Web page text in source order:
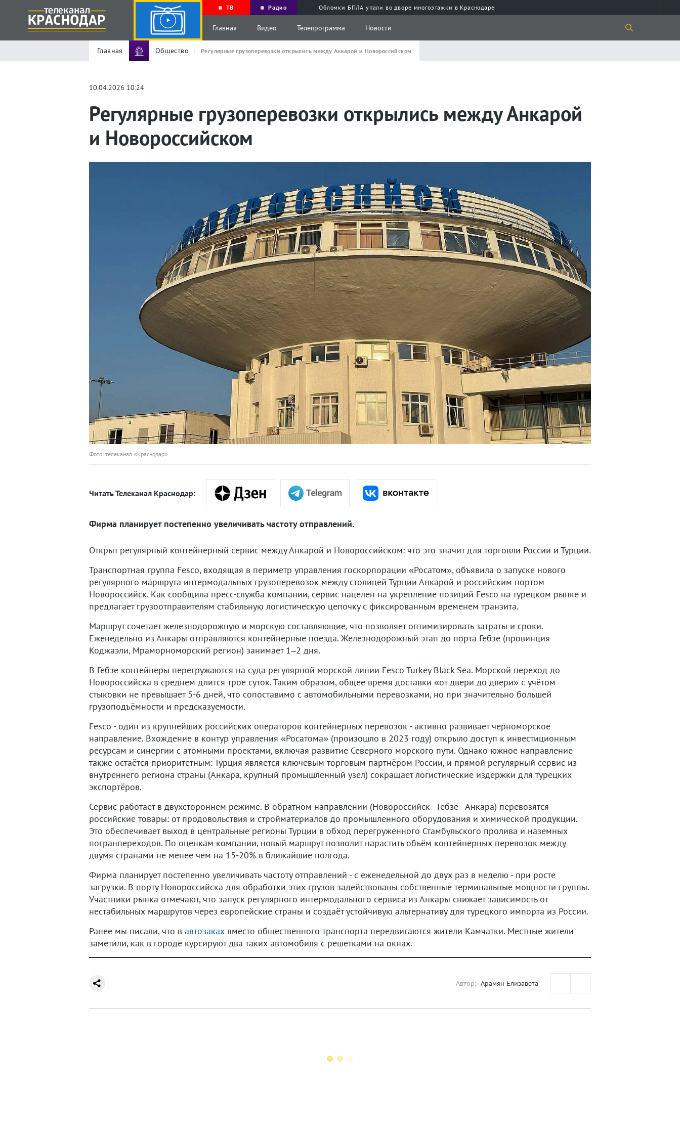
ТВ Радио Обломки БПЛА упали во дворе многоэтажки в Краснодаре
Главная Видео Телепрограмма Новости
Главная Общество Регулярные грузоперевозки открылись между Анкарой и Новороссийском
10.04.2026 10:24
Регулярные грузоперевозки открылись между Анкарой
и Новороссийском
Фото: телеканал «Краснодар»
Читать Телеканал Краснодар:
Фирма планирует постепенно увеличивать частоту отправлений.
Открыт регулярный контейнерный сервис между Анкарой и Новороссийском: что это значит для торговли России и Турции.
Транспортная группа Fesco, входящая в периметр управления госкорпорации «Росатом», объявила о запуске нового
регулярного маршрута интермодальных грузоперевозок между столицей Турции Анкарой и российским портом
Новороссийск. Как сообщила пресс-служба компании, сервис нацелен на укрепление позиций Fesco на турецком рынке и
предлагает грузоотправителям стабильную логистическую цепочку с фиксированным временем транзита.
Маршрут сочетает железнодорожную и морскую составляющие, что позволяет оптимизировать затраты и сроки.
Еженедельно из Анкары отправляются контейнерные поезда. Железнодорожный этап до порта Гебзе (провинция
Коджаэли, Мраморноморский регион) занимает 1–2 дня.
В Гебзе контейнеры перегружаются на суда регулярной морской линии Fesco Turkey Black Sea. Морской переход до
Новороссийска в среднем длится трое суток. Таким образом, общее время доставки «от двери до двери» с учётом
стыковки не превышает 5-6 дней, что сопоставимо с автомобильными перевозками, но при значительно большей
грузоподъёмности и предсказуемости.
Fesco - один из крупнейших российских операторов контейнерных перевозок - активно развивает черноморское
направление. Вхождение в контур управления «Росатома» (произошло в 2023 году) открыло доступ к инвестиционным
ресурсам и синергии с атомными проектами, включая развитие Северного морского пути. Однако южное направление
также остаётся приоритетным: Турция является ключевым торговым партнёром России, и прямой регулярный сервис из
внутреннего региона страны (Анкара, крупный промышленный узел) сокращает логистические издержки для турецких
экспортёров.
Сервис работает в двухстороннем режиме. В обратном направлении (Новороссийск - Гебзе - Анкара) перевозятся
российские товары: от продовольствия и стройматериалов до промышленного оборудования и химической продукции.
Это обеспечивает выход в центральные регионы Турции в обход перегруженного Стамбульского пролива и наземных
погранпереходов. По оценкам компании, новый маршрут позволит нарастить объём контейнерных перевозок между
двумя странами не менее чем на 15-20% в ближайшие полгода.
Фирма планирует постепенно увеличивать частоту отправлений - с еженедельной до двух раз в неделю - при росте
загрузки. В порту Новороссийска для обработки этих грузов задействованы собственные терминальные мощности группы.
Участники рынка отмечают, что запуск регулярного интермодального сервиса из Анкары снижает зависимость от
нестабильных маршрутов через европейские страны и создаёт устойчивую альтернативу для турецкого импорта из России.
Ранее мы писали, что в автозаках вместо общественного транспорта передвигаются жители Камчатки. Местные жители
заметили, как в городе курсируют два таких автомобиля с решетками на окнах.
Автор: Арамян Елизавета